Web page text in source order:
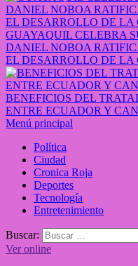
GUAYAQUIL CELEBRA
DANIEL NOBOA
EL DESARROLLO DE LA
BENEFICIOS DEL
ENTRE ECUADOR Y
Menú principal
Política
Ciudad
Cronica Roja
Deportes
Tecnología
Entretenimiento
Buscar:
Ver online